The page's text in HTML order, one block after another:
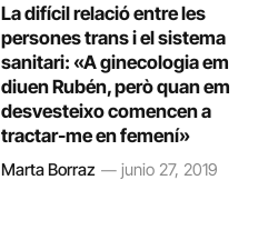
La difícil relació entre les
persones trans i el sistema
sanitari: «A ginecologia em
diuen Rubén, però quan em
desvesteixo comencen a
tractar-me en femení»
Marta Borraz junio 27, 2019